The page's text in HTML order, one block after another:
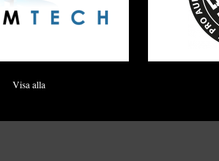
Visa alla